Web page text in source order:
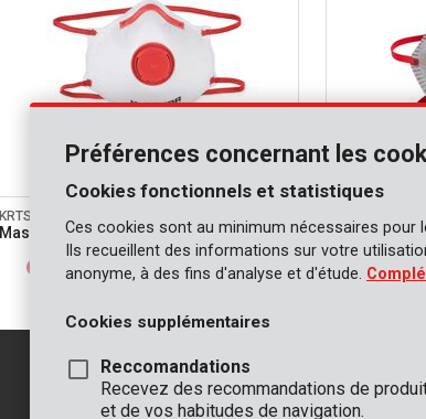
KRTS1001V
Masque anti-poussiere FFP1 - 2 pcs
Masque
des odeurs -
CONTACT
INFO
Préférences concernant les
Cookies fonctionnels et statistiques
Ces cookies sont au minimum nécessaires pour
Ils recueillent des informations sur votre
anonyme, à des fins d'analyse et d'étude.
Cookies supplémentaires
Reccomandations
Recevez des recommandations de
et de vos habitudes de navigation.